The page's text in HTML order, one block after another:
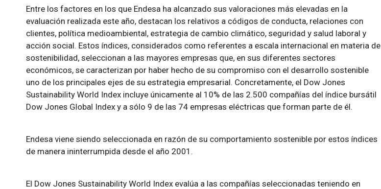
Entre los factores en los que Endesa ha alcanzado sus valoraciones más elevadas en la
evaluación realizada este año, destacan los relativos a códigos de conducta, relaciones con
clientes, política medioambiental, estrategia de cambio climático, seguridad y salud laboral y
acción social. Estos índices, considerados como referentes a escala internacional en materia de
sostenibilidad, seleccionan a las mayores empresas que, en sus diferentes sectores
económicos, se caracterizan por haber hecho de su compromiso con el desarrollo sostenible
uno de los principales ejes de su estrategia empresarial. Concretamente, el Dow Jones
Sustainability World Index incluye únicamente al 10% de las 2.500 compañías del índice bursátil
Dow Jones Global Index y a sólo 9 de las 74 empresas eléctricas que forman parte de él.
Endesa viene siendo seleccionada en razón de su comportamiento sostenible por estos índices
de manera ininterrumpida desde el año 2001.
El Dow Jones Sustainability World Index evalúa a las compañías seleccionadas teniendo en